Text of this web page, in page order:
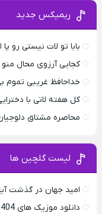
ریمیکس جدید
بابا تو لات نیستی رو
کجایی آرزوی محال
خداحافظ غریبی
کل هفته لاتی با
محاصره مشتاق
لیست گلچین ها
امید جهان در گذشت
دانلود موزیک های 1404 جدید و ناب